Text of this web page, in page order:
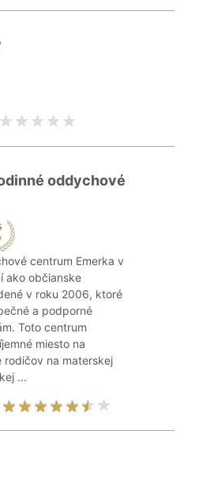
oddychové
centrum Emerka v
ako občianske
v roku 2006, ktoré
a podporné
Toto centrum
miesto na
rodičov na materskej
...